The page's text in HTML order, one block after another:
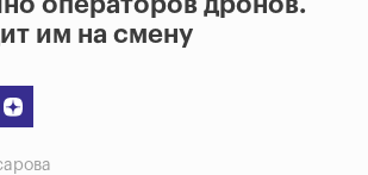
им на смену